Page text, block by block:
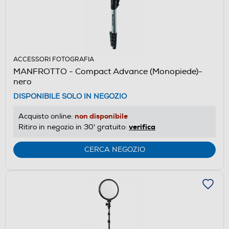
ACCESSORI FOTOGRAFIA
MANFROTTO - Compact Advance (Monopiede)-
nero
DISPONIBILE SOLO IN NEGOZIO
Acquisto online: non disponibile
Ritiro in negozio in 30' gratuito: verifica
CERCA NEGOZIO